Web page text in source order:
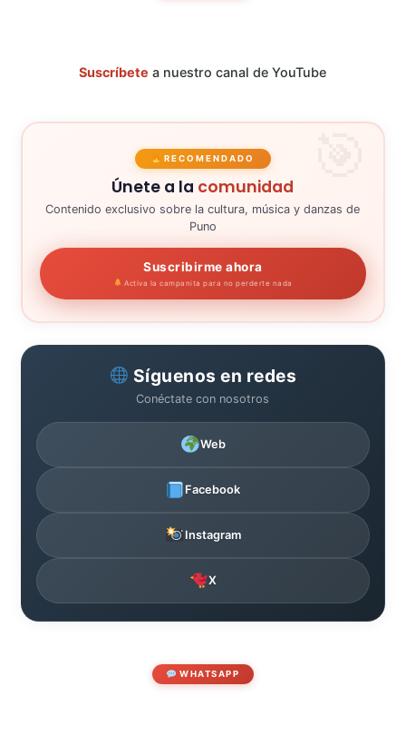
Suscríbete a nuestro canal de YouTube
RECOMENDADO
Únete a la comunidad
Contenido exclusivo sobre la cultura, música y danzas de
Puno
Suscribirme ahora
Activa la campanita para no perderte nada
Síguenos en redes
Conéctate con nosotros
Web
Facebook
Instagram
X
WHATSAPP